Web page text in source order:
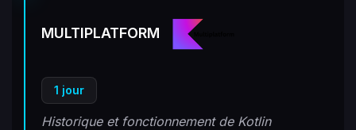
MULTIPLATFORM
1 jour
Historique et fonctionnement de Kotlin